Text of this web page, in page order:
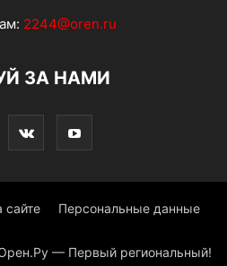
2244@oren.ru
ЗА НАМИ
сайте Персональные данные
— Первый региональный!